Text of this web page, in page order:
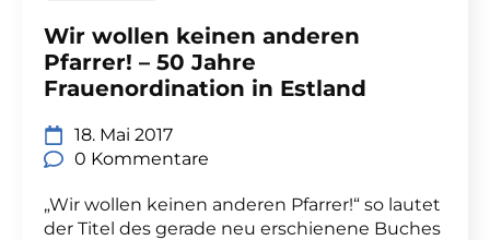
Wir wollen keinen anderen
Pfarrer! – 50 Jahre
Frauenordination in Estland
18. Mai 2017
0 Kommentare
„Wir wollen keinen anderen Pfarrer!“ so lautet
der Titel des gerade neu erschienene Buches